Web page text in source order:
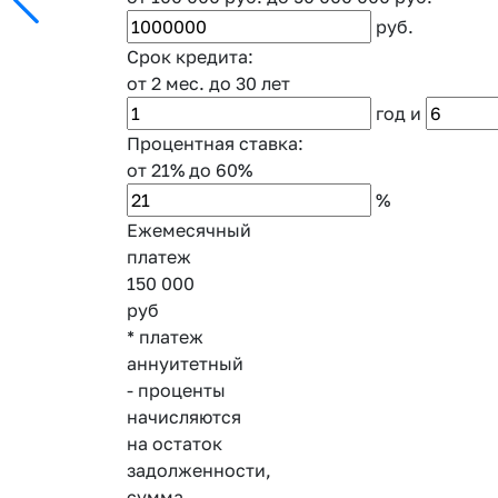
руб.
Срок кредита:
от 2 мес. до 30 лет
год и
Процентная ставка:
от 21% до 60%
%
Ежемесячный
платеж
150 000
руб
* платеж
аннуитетный
- проценты
начисляются
на остаток
задолженности,